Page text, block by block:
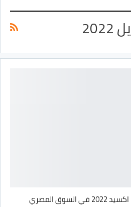
المصري